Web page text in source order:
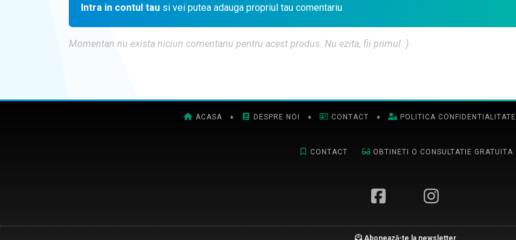
Intra in contul tau si vei putea adauga propriul tau comentariu
Momentan nu exista niciun comentariu pentru acest produs. Nu ezita, fii primul :)
ACASA ♦ DESPRE NOI ♦ CONTACT ♦ POLITICA CONFIDENTIALITATE
CONTACT OBTINETI O CONSULTATIE GRATUITA
Abonează-te la newsletter